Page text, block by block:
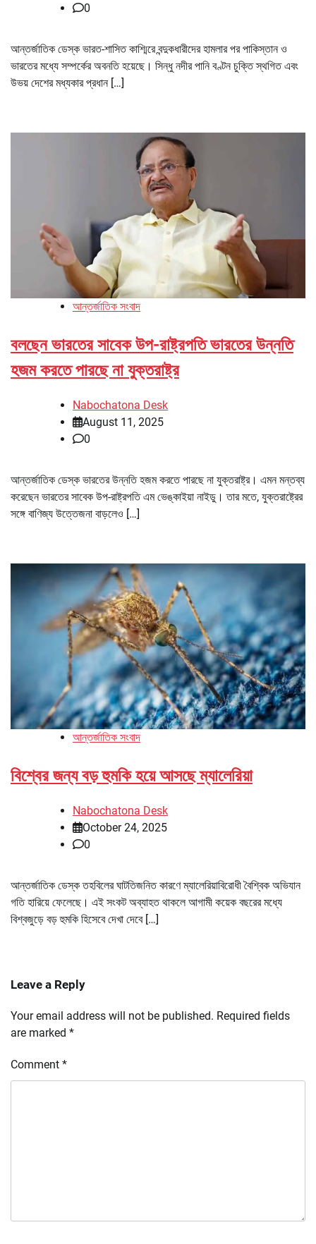
0
আন্তর্জাতিক ডেস্ক ভারত-শাসিত কাশ্মিরে বন্দুকধারীদের হামলার পর পাকিস্তান ও
ভারতের মধ্যে সম্পর্কের অবনতি হয়েছে। সিন্ধু নদীর পানি বণ্টন চুক্তি স্থগিত এবং
উভয় দেশের মধ্যকার প্রধান […]
আন্তর্জাতিক সংবাদ
বলছেন ভারতের সাবেক উপ-রাষ্ট্রপতি ভারতের উন্নতি
হজম করতে পারছে না যুক্তরাষ্ট্র
Nabochatona Desk
August 11, 2025
0
আন্তর্জাতিক ডেস্ক ভারতের উন্নতি হজম করতে পারছে না যুক্তরাষ্ট্র। এমন মন্তব্য
করেছেন ভারতের সাবেক উপ-রাষ্ট্রপতি এম ভেঙ্কাইয়া নাইডু। তার মতে, যুক্তরাষ্ট্রের
সঙ্গে বাণিজ্য উত্তেজনা বাড়লেও […]
আন্তর্জাতিক সংবাদ
বিশ্বের জন্য বড় হুমকি হয়ে আসছে ম্যালেরিয়া
Nabochatona Desk
October 24, 2025
0
আন্তর্জাতিক ডেস্ক তহবিলের ঘাটতিজনিত কারণে ম্যালেরিয়াবিরোধী বৈশ্বিক অভিযান
গতি হারিয়ে ফেলেছে। এই সংকট অব্যাহত থাকলে আগামী কয়েক বছরের মধ্যে
বিশ্বজুড়ে বড় হুমকি হিসেবে দেখা দেবে […]
Leave a Reply
Your email address will not be published. Required fields
are marked *
Comment *